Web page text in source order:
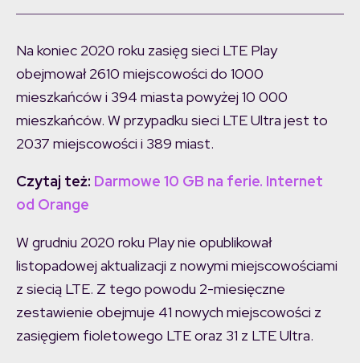
Na koniec 2020 roku zasięg sieci LTE Play
obejmował 2610 miejscowości do 1000
mieszkańców i 394 miasta powyżej 10 000
mieszkańców. W przypadku sieci LTE Ultra jest to
2037 miejscowości i 389 miast.
Czytaj też: Darmowe 10 GB na ferie. Internet
od Orange
W grudniu 2020 roku Play nie opublikował
listopadowej aktualizacji z nowymi miejscowościami
z siecią LTE. Z tego powodu 2-miesięczne
zestawienie obejmuje 41 nowych miejscowości z
zasięgiem fioletowego LTE oraz 31 z LTE Ultra.